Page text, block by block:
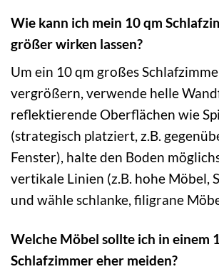
Wie kann ich mein 10 qm
größer wirken lassen?
Um ein 10 qm großes
vergrößern, verwende helle
reflektierende Oberflächen wie
(strategisch platziert, z.B.
Fenster), halte den Boden
vertikale Linien (z.B. hohe Möbel,
und wähle schlanke, filigrane
Welche Möbel sollte ich in einem
Schlafzimmer eher meiden?